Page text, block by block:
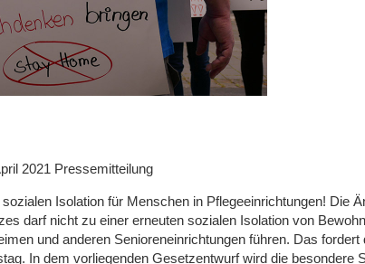
2021 Pressemitteilung
Isolation für Menschen in Pflegeeinrichtungen! Die
darf nicht zu einer erneuten sozialen Isolation von
und anderen Senioreneinrichtungen führen. Das
In dem vorliegenden Gesetzentwurf wird die besondere